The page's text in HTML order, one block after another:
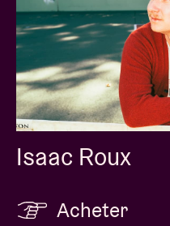
Isaac Roux
Acheter